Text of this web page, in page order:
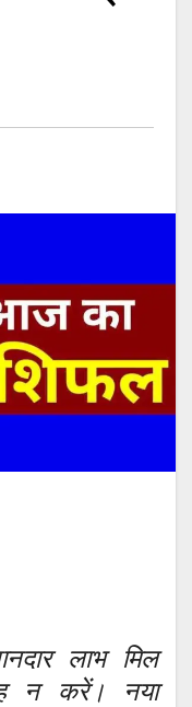
लाभ मिल
न करें। नया